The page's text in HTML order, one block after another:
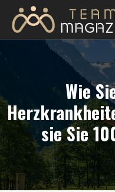
Wie
sie Sie